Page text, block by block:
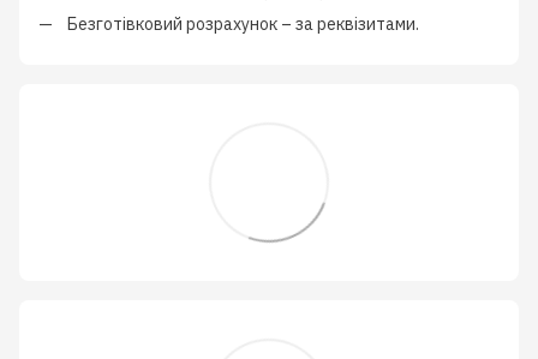
Безготівковий розрахунок – за реквізитами.